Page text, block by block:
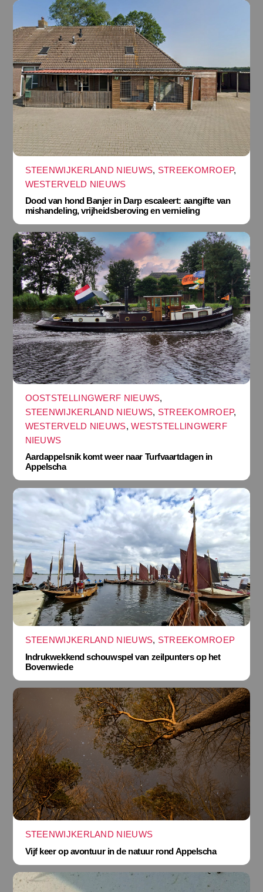
STEENWIJKERLAND NIEUWS, STREEKOMROEP,
WESTERVELD NIEUWS
Dood van hond Banjer in Darp escaleert: aangifte van
mishandeling, vrijheidsberoving en vernieling
OOSTSTELLINGWERF NIEUWS,
STEENWIJKERLAND NIEUWS, STREEKOMROEP,
WESTERVELD NIEUWS,WESTSTELLINGWERF
NIEUWS
Aardappelsnik komt weer naar Turfvaartdagen in
Appelscha
STEENWIJKERLAND NIEUWS, STREEKOMROEP
Indrukwekkend schouwspel van zeilpunters op het
Bovenwiede
STEENWIJKERLAND NIEUWS
Vijf keer op avontuur in de natuur rond Appelscha